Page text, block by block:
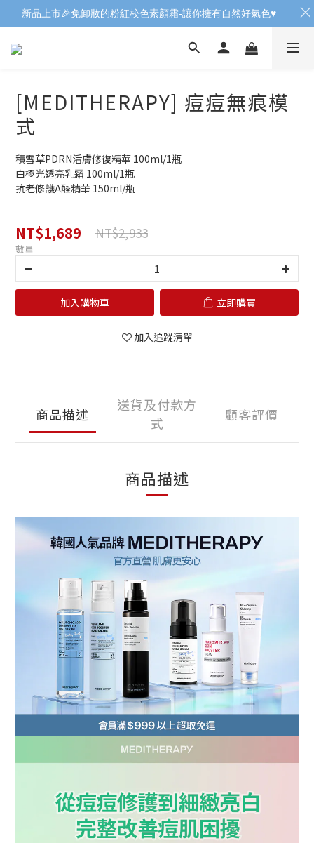
[MEDITHERAPY] 痘痘無痕模
式
積雪草PDRN活膚修復精華 100ml/1瓶
白極光透亮乳霜 100ml/1瓶
抗老修護A醛精華 150ml/瓶
NT$1,689 NT$2,933
數量
加入購物車 立即購買
加入追蹤清單
商品描述
送貨及付款方
式
顧客評價
商品描述
新品上市🎉免卸妝的粉紅校色素顏霜-讓你擁有自然好氣色♥️